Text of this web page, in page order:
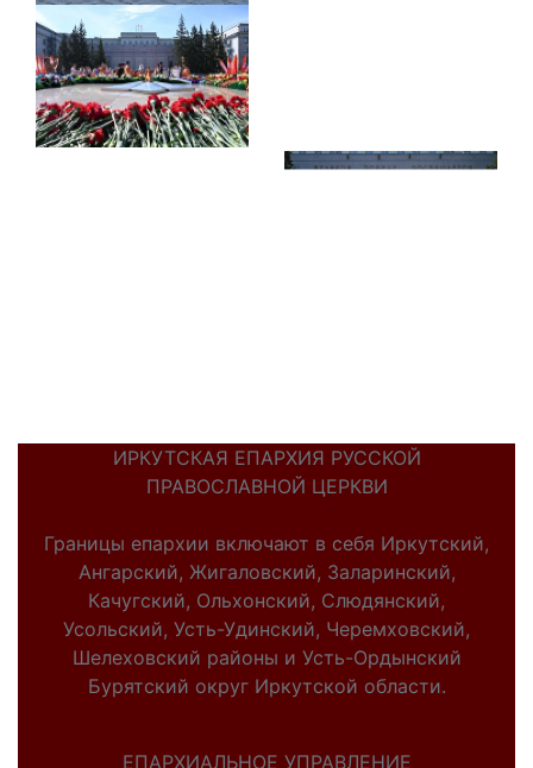
ИРКУТСКАЯ ЕПАРХИЯ РУССКОЙ
ПРАВОСЛАВНОЙ ЦЕРКВИ
Границы епархии включают в себя Иркутский,
Ангарский, Жигаловский, Заларинский,
Качугский, Ольхонский, Слюдянский,
Усольский, Усть-Удинский, Черемховский,
Шелеховский районы и Усть-Ордынский
Бурятский округ Иркутской области.
ЕПАРХИАЛЬНОЕ УПРАВЛЕНИЕ